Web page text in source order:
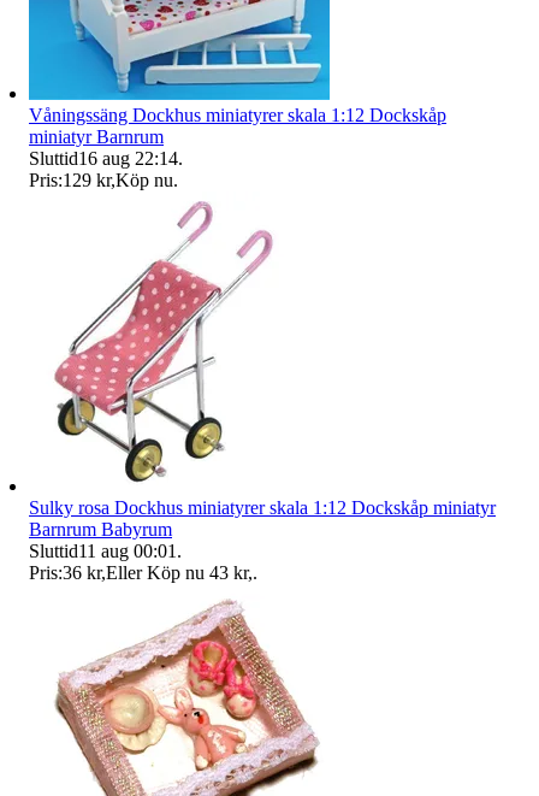
Våningssäng Dockhus miniatyrer skala 1:12 Dockskåp
miniatyr Barnrum
Sluttid16 aug 22:14.
Pris:129 kr,Köp nu.
Sulky rosa Dockhus miniatyrer skala 1:12 Dockskåp miniatyr
Barnrum Babyrum
Sluttid11 aug 00:01 .
Pris:36 kr,Eller Köp nu 43 kr,.